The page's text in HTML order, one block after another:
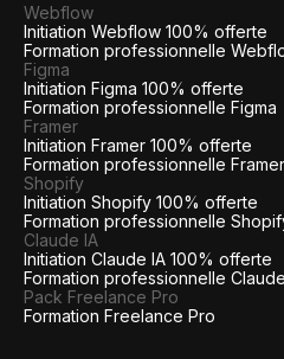
Webflow
Initiation Webflow 100% offerte
Formation professionnelle
Figma
Initiation Figma 100% offerte
Formation professionnelle Figma
Framer
Initiation Framer 100% offerte
Formation professionnelle Framer
Shopify
Initiation Shopify 100% offerte
Formation professionnelle
Claude IA
Initiation Claude IA 100% offerte
Formation professionnelle
Pack Freelance Pro
Formation Freelance Pro